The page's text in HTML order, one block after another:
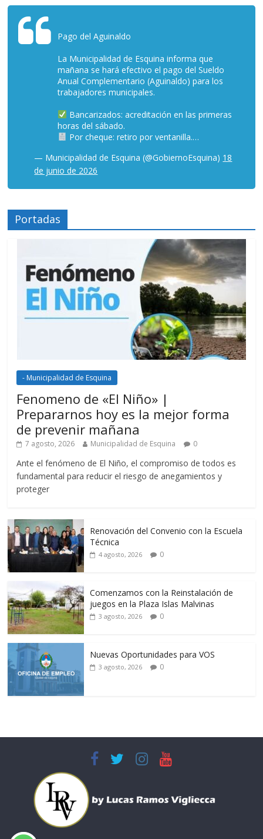
Pago del Aguinaldo
La Municipalidad de Esquina informa que
mañana se hará efectivo el pago del Sueldo
Anual Complementario (Aguinaldo) para los
trabajadores municipales.
Bancarizados: acreditación en las primeras
horas del sábado.
Por cheque: retiro por ventanilla.…
— Municipalidad de Esquina (@GobiernoEsquina) 18
de junio de 2026
Portadas
- Municipalidad de Esquina
Fenomeno de «El Niño» |
Prepararnos hoy es la mejor forma
de prevenir mañana
7 agosto, 2026 Municipalidad de Esquina 0
Ante el fenómeno de El Niño, el compromiso de todos es
fundamental para reducir el riesgo de anegamientos y
proteger
Renovación del Convenio con la Escuela
Técnica
4 agosto, 2026 0
Comenzamos con la Reinstalación de
juegos en la Plaza Islas Malvinas
3 agosto, 2026 0
Nuevas Oportunidades para VOS
3 agosto, 2026 0